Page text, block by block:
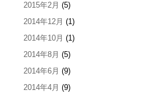
2015年2月 (5)
2014年12月 (1)
2014年10月 (1)
2014年8月 (5)
2014年6月 (9)
2014年4月 (9)